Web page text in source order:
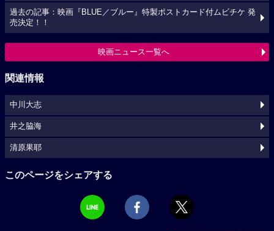
過去の記事：映画『BLUE／ブルー』特製ポストカード付ムビチケ 発
売決定！！
映画ニュース一覧へ
関連情報
中川大志
井之脇海
清原果耶
このページをシェアする